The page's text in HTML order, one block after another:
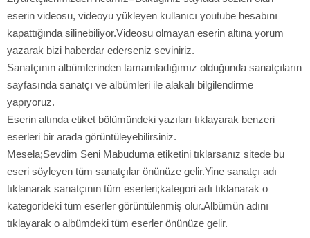
eserin videosu, videoyu yükleyen kullanıcı youtube hesabını
kapattığında silinebiliyor.Videosu olmayan eserin altına yorum
yazarak bizi haberdar ederseniz seviniriz.
Sanatçının albümlerinden tamamladığımız olduğunda sanatçıların
sayfasında sanatçı ve albümleri ile alakalı bilgilendirme
yapıyoruz.
Eserin altında etiket bölümündeki yazıları tıklayarak benzeri
eserleri bir arada görüntüleyebilirsiniz.
Mesela;Sevdim Seni Mabuduma etiketini tıklarsanız sitede bu
eseri söyleyen tüm sanatçılar önünüze gelir.Yine sanatçı adı
tıklanarak sanatçının tüm eserleri;kategori adı tıklanarak o
kategorideki tüm eserler görüntülenmiş olur.Albümün adını
tıklayarak o albümdeki tüm eserler önünüze gelir.